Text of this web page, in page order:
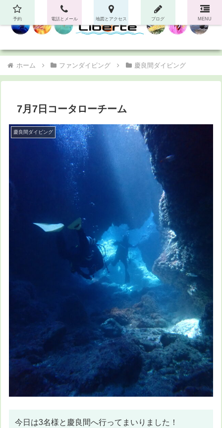
ホーム ファンダイビング 慶良間ダイビング
7月7日コータローチーム
慶良間ダイビング
今日は3名様と慶良間へ行ってまいりました！
予約 電話とメール 地図とアクセス ブログ MENU